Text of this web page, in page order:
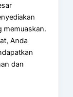
memuaskan.
Anda
dan